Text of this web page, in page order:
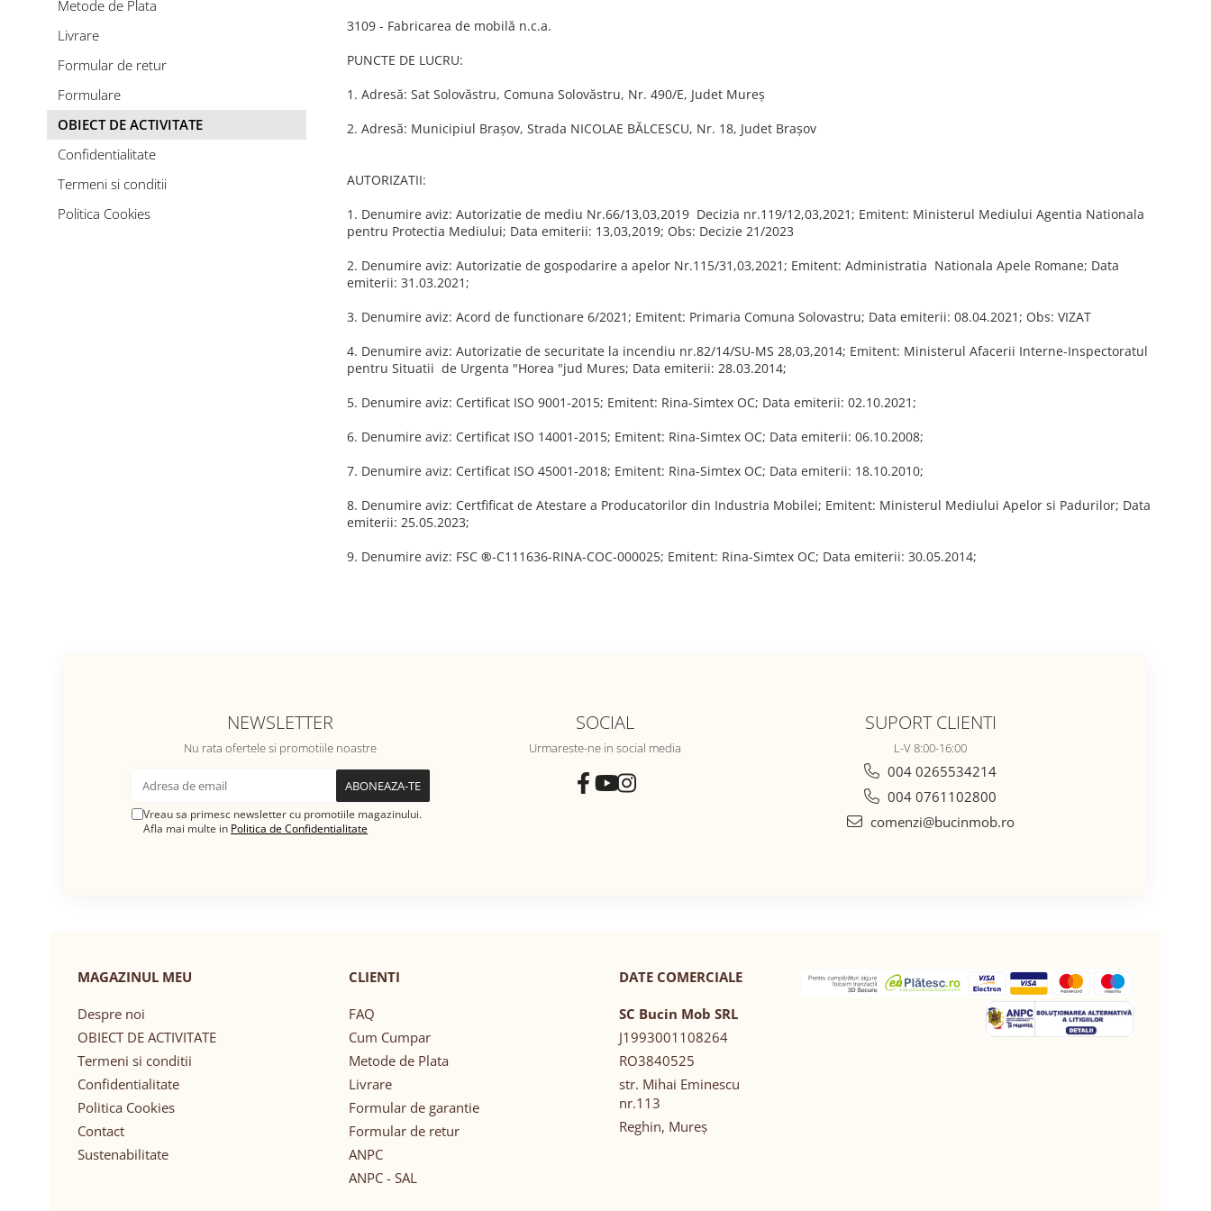
3109 - Fabricarea de mobilă n.c.a.
PUNCTE DE LUCRU:
1. Adresă: Sat Solovăstru, Comuna Solovăstru, Nr. 490/E, Judet Mureş
2. Adresă: Municipiul Braşov, Strada NICOLAE BĂLCESCU, Nr. 18, Judet Braşov
AUTORIZATII:
1. Denumire aviz: Autorizatie de mediu Nr.66/13,03,2019 Decizia nr.119/12,03,2021; Emitent: Ministerul Mediului Agentia Nationala
pentru Protectia Mediului; Data emiterii: 13,03,2019; Obs: Decizie 21/2023
2. Denumire aviz: Autorizatie de gospodarire a apelor Nr.115/31,03,2021; Emitent: Administratia Nationala Apele Romane; Data
emiterii: 31.03.2021;
3. Denumire aviz: Acord de functionare 6/2021; Emitent: Primaria Comuna Solovastru; Data emiterii: 08.04.2021; Obs: VIZAT
4. Denumire aviz: Autorizatie de securitate la incendiu nr.82/14/SU-MS 28,03,2014; Emitent: Ministerul Afacerii Interne-Inspectoratul
pentru Situatii de Urgenta "Horea "jud Mures; Data emiterii: 28.03.2014;
5. Denumire aviz: Certificat ISO 9001-2015; Emitent: Rina-Simtex OC; Data emiterii: 02.10.2021;
6. Denumire aviz: Certificat ISO 14001-2015; Emitent: Rina-Simtex OC; Data emiterii: 06.10.2008;
7. Denumire aviz: Certificat ISO 45001-2018; Emitent: Rina-Simtex OC; Data emiterii: 18.10.2010;
8. Denumire aviz: Certfificat de Atestare a Producatorilor din Industria Mobilei; Emitent: Ministerul Mediului Apelor si Padurilor; Data
emiterii: 25.05.2023;
9. Denumire aviz: FSC ®-C111636-RINA-COC-000025; Emitent: Rina-Simtex OC; Data emiterii: 30.05.2014;
Metode de Plata
Livrare
Formular de retur
Formulare
OBIECT DE ACTIVITATE
Confidentialitate
Termeni si conditii
Politica Cookies
NEWSLETTER
Nu rata ofertele si promotiile noastre
Vreau sa primesc newsletter cu promotiile magazinului.
Afla mai multe in Politica de Confidentialitate
SOCIAL
Urmareste-ne in social media
SUPORT CLIENTI
L-V 8:00-16:00
004 0265534214
004 0761102800
comenzi@bucinmob.ro
MAGAZINUL MEU
Despre noi
OBIECT DE ACTIVITATE
Termeni si conditii
Confidentialitate
Politica Cookies
Contact
Sustenabilitate
CLIENTI
FAQ
Cum Cumpar
Metode de Plata
Livrare
Formular de garantie
Formular de retur
ANPC
ANPC - SAL
DATE COMERCIALE
SC Bucin Mob SRL
J1993001108264
RO3840525
str. Mihai Eminescu
nr.113
Reghin, Mureș